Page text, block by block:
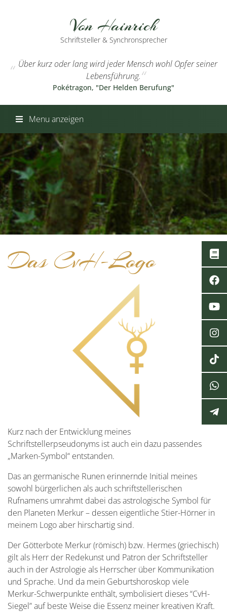
Von Hainrich
Schriftsteller & Synchronsprecher
Über kurz oder lang wird jeder Mensch wohl Opfer seiner
Lebensführung.
Pokétragon, "Der Helden Berufung"
Menu anzeigen
Das CvH-Logo
Kurz nach der Entwicklung meines
Schriftstellerpseudonyms ist auch ein dazu passendes
„Marken-Symbol“ entstanden.
Das an germanische Runen erinnernde Initial meines
sowohl bürgerlichen als auch schriftstellerischen
Rufnamens umrahmt dabei das astrologische Symbol für
den Planeten Merkur – dessen eigentliche Stier-Hörner in
meinem Logo aber hirschartig sind.
Der Götterbote Merkur (römisch) bzw. Hermes (griechisch)
gilt als Herr der Redekunst und Patron der Schriftsteller
auch in der Astrologie als Herrscher über Kommunikation
und Sprache. Und da mein Geburtshoroskop viele
Merkur-Schwerpunkte enthält, symbolisiert dieses “CvH-
Siegel” auf beste Weise die Essenz meiner kreativen Kraft.